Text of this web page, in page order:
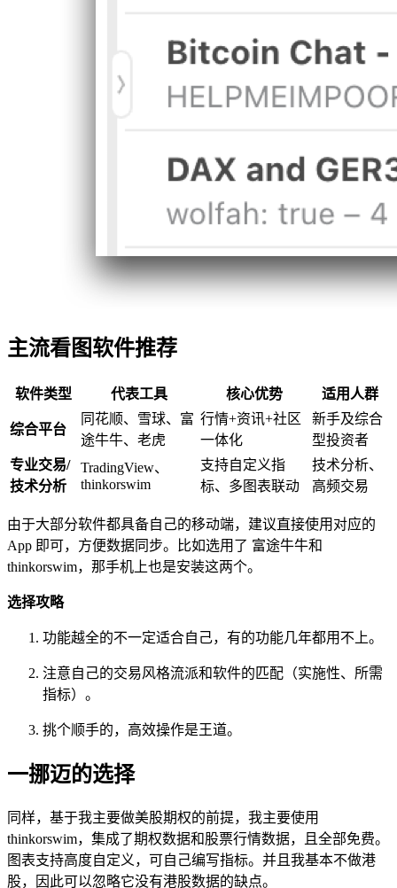
主流看图软件推荐
软件类型 代表工具 核心优势 适用人群
综合平台
同花顺、雪球、富
途牛牛、老虎
行情+资讯+社区
一体化
新手及综合
型投资者
专业交易/
技术分析
TradingView、
thinkorswim
支持自定义指
标、多图表联动
技术分析、
高频交易
由于大部分软件都具备自己的移动端，建议直接使用对应的
App 即可，方便数据同步。比如选用了 富途牛牛和
thinkorswim，那手机上也是安装这两个。
选择攻略
功能越全的不一定适合自己，有的功能几年都用不上。
注意自己的交易风格流派和软件的匹配（实施性、所需
指标）。
挑个顺手的，高效操作是王道。
一挪迈的选择
同样，基于我主要做美股期权的前提，我主要使用
thinkorswim，集成了期权数据和股票行情数据，且全部免费。
图表支持高度自定义，可自己编写指标。并且我基本不做港
股，因此可以忽略它没有港股数据的缺点。